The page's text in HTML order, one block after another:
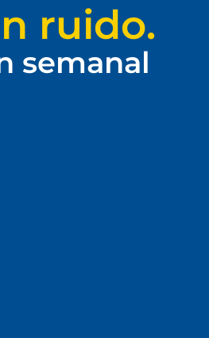
ruido.
semanal